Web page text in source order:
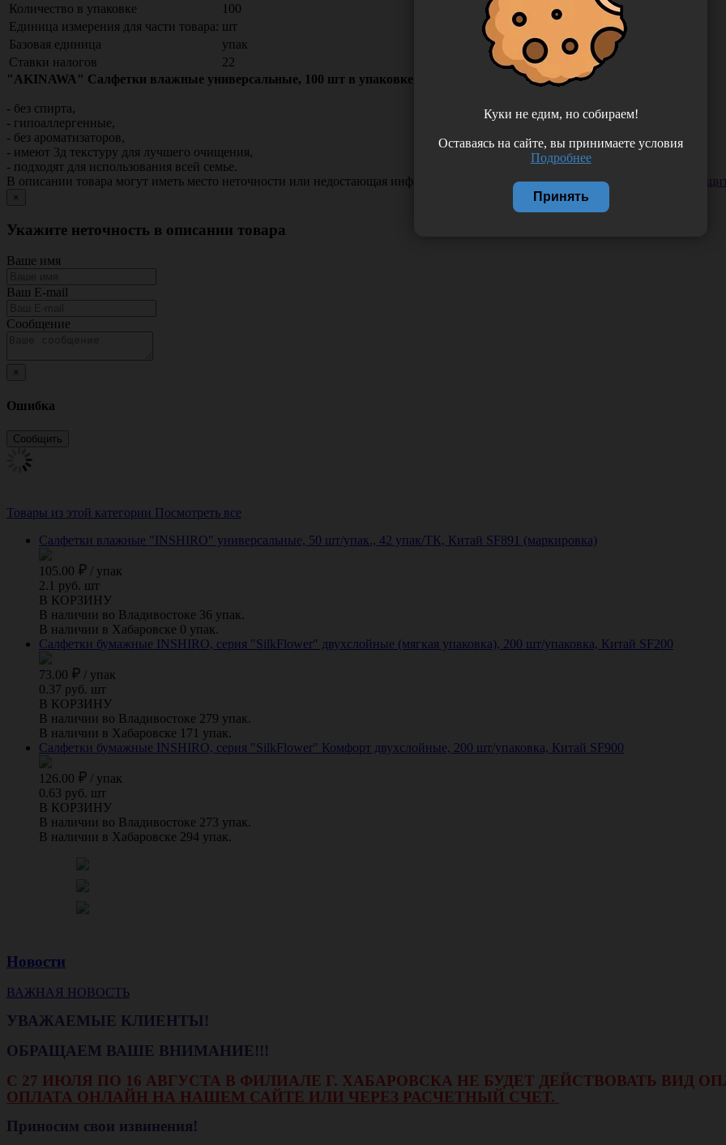
Количество в упаковке
100
Единица измерения для части товара: шт
Базовая единица
упак
Ставки налогов
22
"AKINAWA" Салфетки влажные универсальные, 100 шт в упаковке, Япония 2810
- без спирта,
- гипоаллергенные,
- без ароматизаторов,
- имеют 3д текстуру для лучшего очищения,
- подходят для использования всей семье.
В описании товара могут иметь место неточности или недостающая информация. Если вы заметили такую проблему —
×
Укажите неточность в описании товара
Ваше имя
Ваш E-mail
Сообщение
×
Ошибка
Товары из этой категории Посмотреть все
Салфетки влажные "INSHIRO" универсальные, 50 шт/упак., 42 упак/ТК, Китай SF891 (маркировка)
105.00 / упак
2.1 руб. шт
В КОРЗИНУ
В наличии во Владивостоке 36 упак.
В наличии в Хабаровске 0 упак.
Салфетки бумажные INSHIRO, серия "SilkFlower" двухслойные (мягкая упаковка), 200 шт/упаковка, Китай SF200
73.00 / упак
0.37 руб. шт
В КОРЗИНУ
В наличии во Владивостоке 279 упак.
В наличии в Хабаровске 171 упак.
Салфетки бумажные INSHIRO, серия "SilkFlower" Комфорт двухслойные, 200 шт/упаковка, Китай SF900
126.00 / упак
0.63 руб. шт
В КОРЗИНУ
В наличии во Владивостоке 273 упак.
В наличии в Хабаровске 294 упак.
Новости
ВАЖНАЯ НОВОСТЬ
УВАЖАЕМЫЕ КЛИЕНТЫ!
ОБРАЩАЕМ ВАШЕ ВНИМАНИЕ!!!
С 27 ИЮЛЯ ПО 16 АВГУСТА В ФИЛИАЛЕ Г. ХАБАРОВСКА НЕ БУДЕТ ДЕЙСТВОВАТЬ ВИД
ОПЛАТА ОНЛАЙН НА НАШЕМ САЙТЕ ИЛИ ЧЕРЕЗ РАСЧЕТНЫЙ СЧЕТ.
Приносим свои извинения!
Куки не едим, но собираем!
Оставаясь на сайте, вы принимаете условия
Подробнее
Принять